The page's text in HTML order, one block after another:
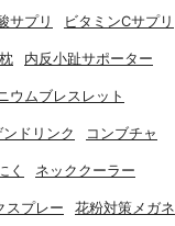
サプリ ビタミンCサプリ
内反小趾サポーター
ウムブレスレット
ドリンク コンブチャ
く ネッククーラー
スプレー 花粉対策メガネ